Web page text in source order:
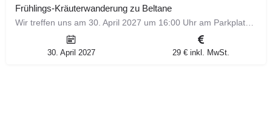
Frühlings-Kräuterwanderung zu Beltane
30. April 2027 29 € inkl. MwSt.